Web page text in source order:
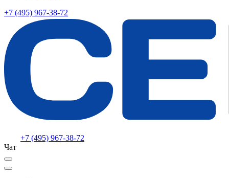
+7 (495) 967-38-72
+7 (495) 967-38-72
Чат